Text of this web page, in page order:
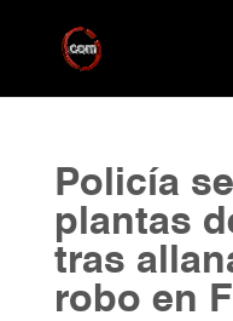
Policía
plantas
tras
robo en